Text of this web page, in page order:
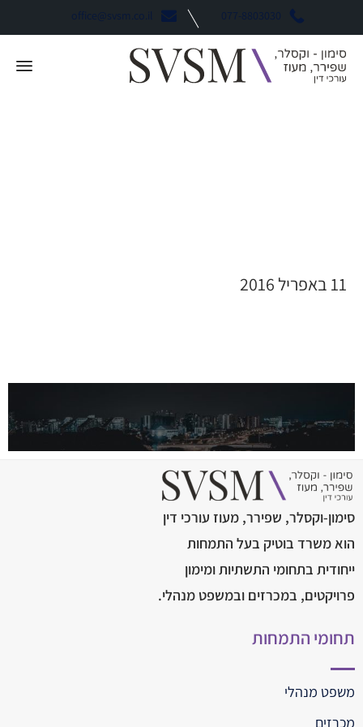
11 באפריל 2016
סימון-וקסלר, שפירר, מעוז עורכי דין
הוא משרד בוטיק בעל התמחות
ייחודית בתחומי התשתיות ומימון
פרויקטים, במכרזים ובמשפט מנהלי.
תחומי התמחות
משפט מנהלי
מכרזים